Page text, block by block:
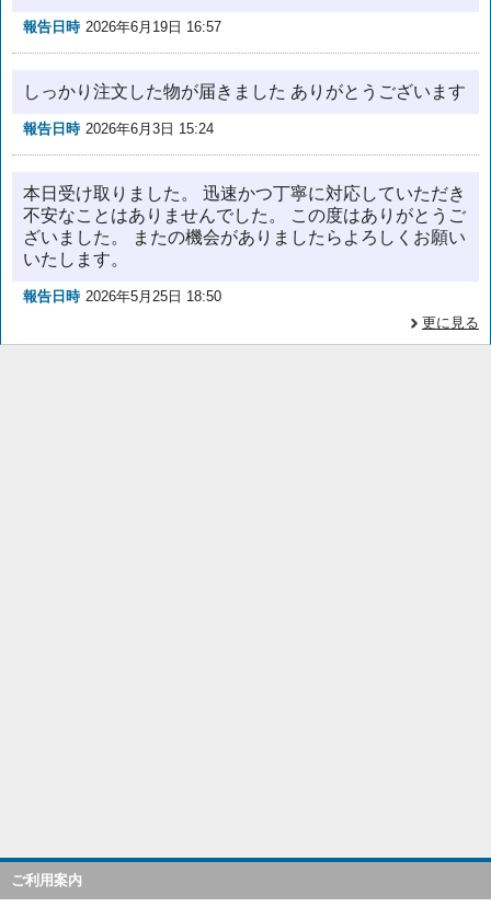
報告日時 2026年6月19日 16:57
しっかり注文した物が届きました ありがとうございます
報告日時 2026年6月3日 15:24
本日受け取りました。 迅速かつ丁寧に対応していただき
不安なことはありませんでした。 この度はありがとうご
ざいました。 またの機会がありましたらよろしくお願い
いたします。
報告日時 2026年5月25日 18:50
更に見る
ご利用案内